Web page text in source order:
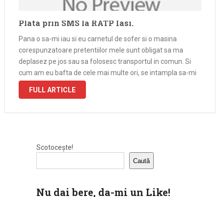
Plata prin SMS la RATP Iasi.
Pana o sa-mi iau si eu carnetul de sofer si o masina
corespunzatoare pretentiilor mele sunt obligat sa ma
deplasez pe jos sau sa folosesc transportul in comun. Si
cum am eu bafta de cele mai multe ori, se intampla sa-mi
vina tramvaiul in timp ce …
FULL ARTICLE
Scotocește!
Caută
Nu dai bere, da-mi un Like!